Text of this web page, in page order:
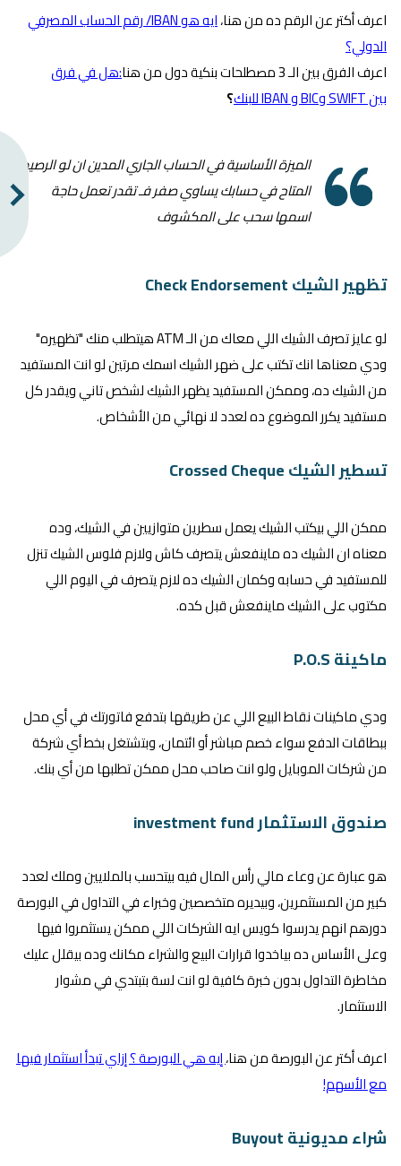
اعرف أكتر عن الرقم ده من هنا،
ايه هو IBAN/ رقم الحساب المصرفي
الدولي؟
اعرف الفرق بين الـ 3 مصطلحات بنكية دول من هنا
:هل في فرق
بين SWIFT وBIC و IBAN للبنك
؟
الميزة الأساسية في الحساب الجاري المدين ان لو الرصيد
المتاح في حسابك يساوي صفر فـ تقدر تعمل حاجة
اسمها سحب على المكشوف
تظهير الشيك Check Endorsement
لو عايز تصرف الشيك اللي معاك من الـ ATM هيتطلب منك "تظهيره"
ودي معناها انك تكتب على ضهر الشيك اسمك مرتين لو انت المستفيد
من الشيك ده، وممكن المستفيد يظهر الشيك لشخص تاني ويقدر كل
مستفيد يكرر الموضوع ده لعدد لا نهائي من الأشخاص.
تسطير الشيك Crossed Cheque
ممكن اللي بيكتب الشيك يعمل سطرين متوازيين في الشيك، وده
معناه ان الشيك ده ماينفعش يتصرف كاش ولازم فلوس الشيك تنزل
للمستفيد في حسابه وكمان الشيك ده لازم يتصرف في اليوم اللي
مكتوب على الشيك ماينفعش قبل كده.
ماكينة P.O.S
ودي ماكينات نقاط البيع اللي عن طريقها بتدفع فاتورتك في أي محل
ببطاقات الدفع سواء خصم مباشر أو ائتمان، وبتشتغل بخط أي شركة
من شركات الموبايل ولو انت صاحب محل ممكن تطلبها من أي بنك.
صندوق الاستثمار investment fund
هو عبارة عن وعاء مالي رأس المال فيه بيتحسب بالملايين وملك لعدد
كبير من المستثمرين، وبيديره متخصصين وخبراء في التداول في البورصة
دورهم انهم يدرسوا كويس ايه الشركات اللي ممكن يستثمروا فيها
وعلى الأساس ده بياخدوا قرارات البيع والشراء مكانك وده بيقلل عليك
مخاطرة التداول بدون خبرة كافية لو انت لسة بتبتدي في مشوار
الاستثمار.
اعرف أكتر عن البورصة من هنا،إيه هي البورصة ؟ إزاي تبدأ استثمار فيها
مع الأسهم!
شراء مديونية Buyout